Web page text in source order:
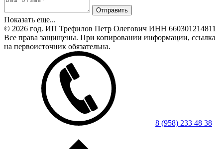
Показать еще...
© 2026 год. ИП Трефилов Петр Олегович ИНН 660301214811
Все права защищены. При копировании информации, ссылка
на первоисточник обязательна.
8 (958) 233 48 38